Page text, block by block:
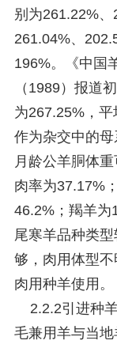
别为261.22%、
261.04%、
196%。《中国
（1989）报道
为267.25%，
作为杂交中的
月龄公羊胴体
肉率为37.17%
46.2%；羯羊为
尾寒羊品种类
够，肉用体型
肉用种羊使用。
2.2.2引进种
毛兼用羊与当